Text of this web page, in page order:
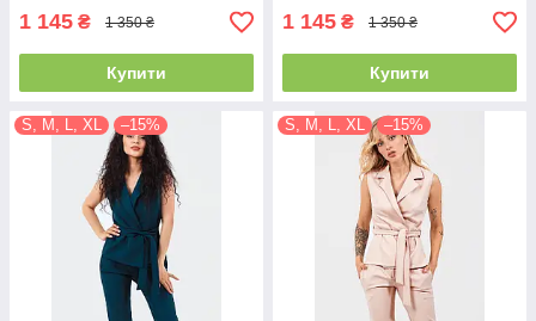
1 145 ₴ 1 350 ₴
Купити
1 145 ₴ 1 350 ₴
Купити
S, M, L, XL –15% S, M, L, XL –15%